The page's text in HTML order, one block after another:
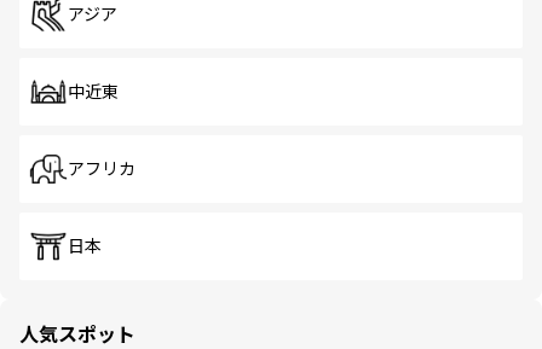
アジア
中近東
アフリカ
日本
人気スポット